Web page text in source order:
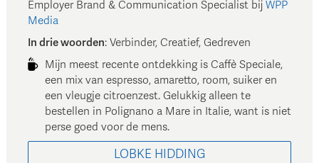
Employer Brand & Communication Specialist bij WPP
Media
In drie woorden: Verbinder, Creatief, Gedreven
Mijn meest recente ontdekking is Caffè Speciale,
een mix van espresso, amaretto, room, suiker en
een vleugje citroenzest. Gelukkig alleen te
bestellen in Polignano a Mare in Italie, want is niet
perse goed voor de mens.
LOBKE HIDDING